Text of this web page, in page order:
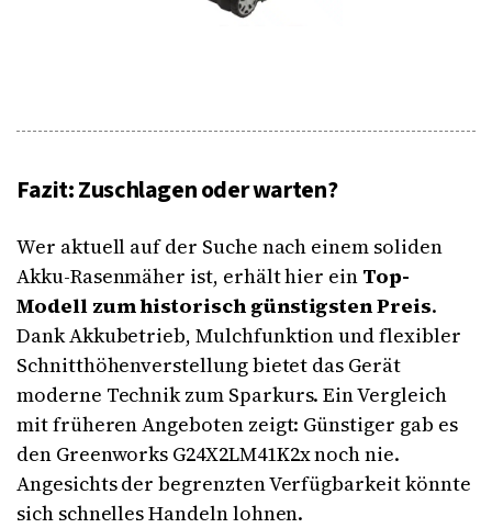
Fazit: Zuschlagen oder warten?
Wer aktuell auf der Suche nach einem soliden
Akku-Rasenmäher ist, erhält hier ein Top-
Modell zum historisch günstigsten Preis.
Dank Akkubetrieb, Mulchfunktion und flexibler
Schnitthöhenverstellung bietet das Gerät
moderne Technik zum Sparkurs. Ein Vergleich
mit früheren Angeboten zeigt: Günstiger gab es
den Greenworks G24X2LM41K2x noch nie.
Angesichts der begrenzten Verfügbarkeit könnte
sich schnelles Handeln lohnen.